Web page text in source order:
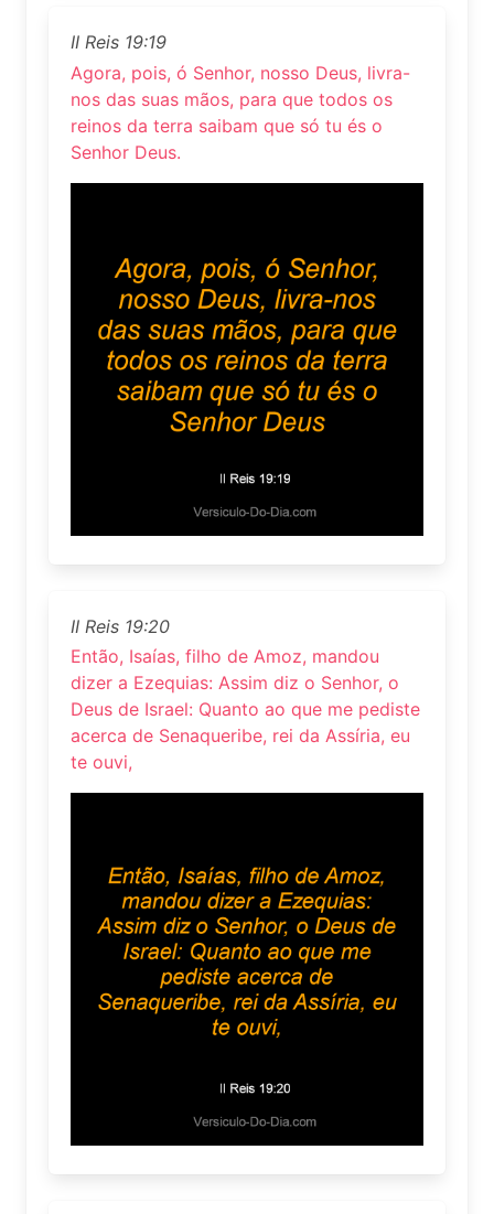
II Reis 19:19
Agora, pois, ó Senhor, nosso Deus, livra-
nos das suas mãos, para que todos os
reinos da terra saibam que só tu és o
Senhor Deus.
II Reis 19:20
Então, Isaías, filho de Amoz, mandou
dizer a Ezequias: Assim diz o Senhor, o
Deus de Israel: Quanto ao que me pediste
acerca de Senaqueribe, rei da Assíria, eu
te ouvi,